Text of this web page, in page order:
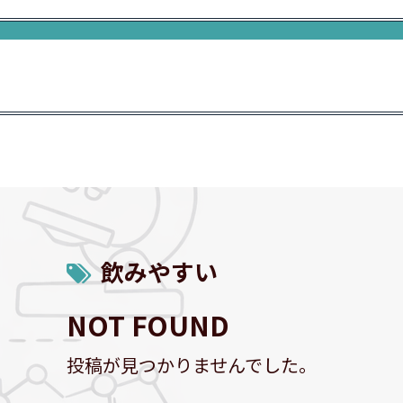
飲みやすい
NOT FOUND
投稿が見つかりませんでした。